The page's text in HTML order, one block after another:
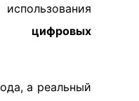
цифровых
а реальный